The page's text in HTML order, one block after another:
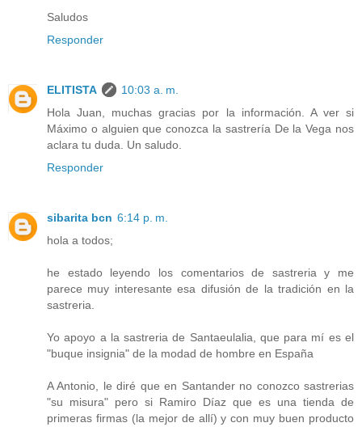
Saludos
Responder
ELITISTA
10:03 a. m.
Hola Juan, muchas gracias por la información. A ver si
Máximo o alguien que conozca la sastrería De la Vega nos
aclara tu duda. Un saludo.
Responder
sibarita bcn 6:14 p. m.
hola a todos;
he estado leyendo los comentarios de sastreria y me
parece muy interesante esa difusión de la tradición en la
sastreria.
Yo apoyo a la sastreria de Santaeulalia, que para mí es el
"buque insignia" de la modad de hombre en España
A Antonio, le diré que en Santander no conozco sastrerias
"su misura" pero si Ramiro Díaz que es una tienda de
primeras firmas (la mejor de allí) y con muy buen producto